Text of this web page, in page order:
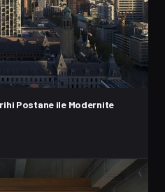
Postane ile Modernite